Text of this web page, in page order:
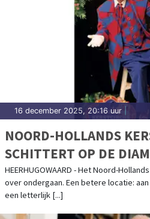
16 december 2025, 20:16 uur
NOORD-HOLLANDS
SCHITTERT OP DE
DECEMBER TOT EN
HEERHUGOWAARD - Het Noord-
over ondergaan. Een betere locatie:
een letterlijk [...]